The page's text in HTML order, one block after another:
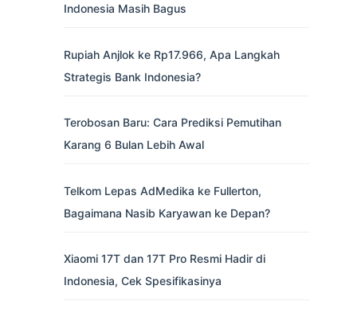
Indonesia Masih Bagus
Rupiah Anjlok ke Rp17.966, Apa Langkah
Strategis Bank Indonesia?
Terobosan Baru: Cara Prediksi Pemutihan
Karang 6 Bulan Lebih Awal
Telkom Lepas AdMedika ke Fullerton,
Bagaimana Nasib Karyawan ke Depan?
Xiaomi 17T dan 17T Pro Resmi Hadir di
Indonesia, Cek Spesifikasinya